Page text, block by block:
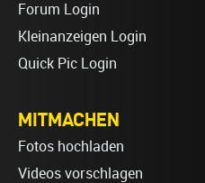
Forum Login
Kleinanzeigen Login
Quick Pic Login
MITMACHEN
Fotos hochladen
Videos vorschlagen